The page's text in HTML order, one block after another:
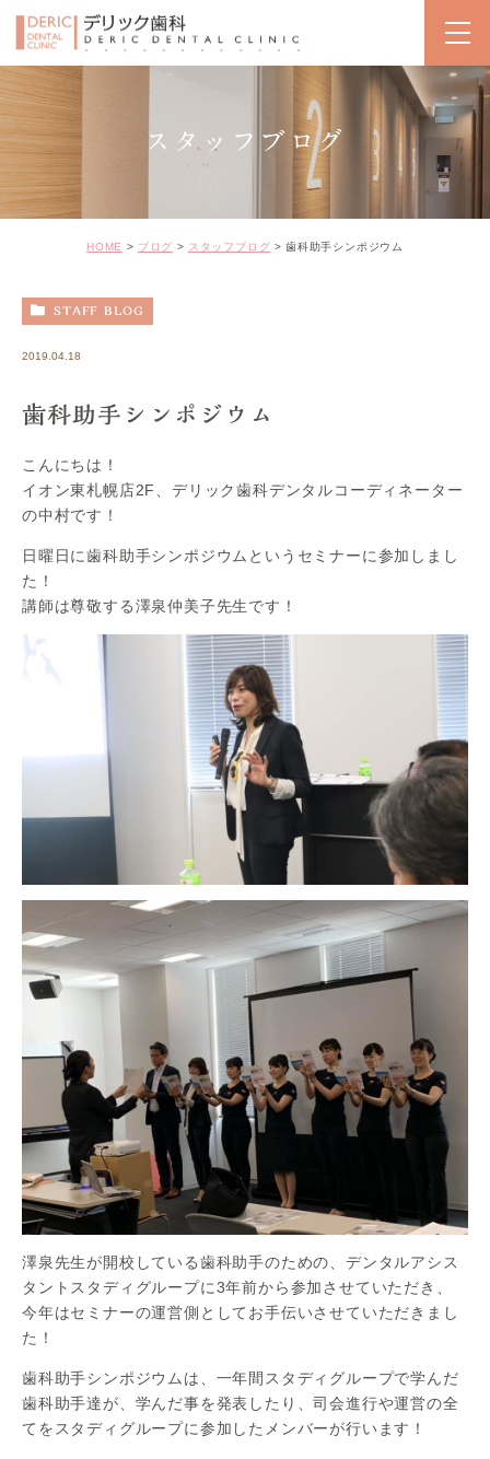
スタッフブログ
HOME ブログ スタッフブログ 歯科助手シンポジウム
STAFF BLOG
2019.04.18
歯科助手シンポジウム
こんにちは！
イオン東札幌店2F、デリック歯科デンタルコーディネーター
の中村です！
日曜日に歯科助手シンポジウムというセミナーに参加しまし
た！
講師は尊敬する澤泉仲美子先生です！
澤泉先生が開校している歯科助手のための、デンタルアシス
タントスタディグループに3年前から参加させていただき、
今年はセミナーの運営側としてお手伝いさせていただきまし
た！
歯科助手シンポジウムは、一年間スタディグループで学んだ
歯科助手達が、学んだ事を発表したり、司会進行や運営の全
てをスタディグループに参加したメンバーが行います！